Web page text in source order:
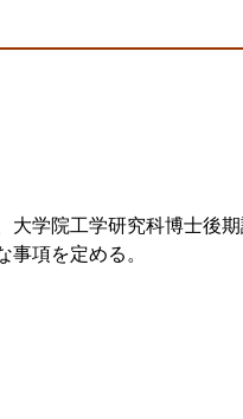
大学院工学研究科博士後
項を定める。